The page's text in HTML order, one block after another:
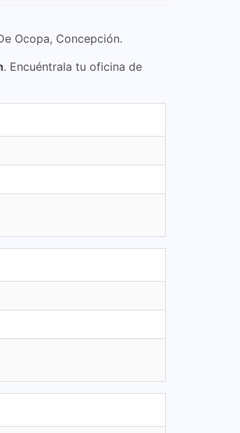
Ocopa, Concepción.
. Encuéntrala tu oficina de